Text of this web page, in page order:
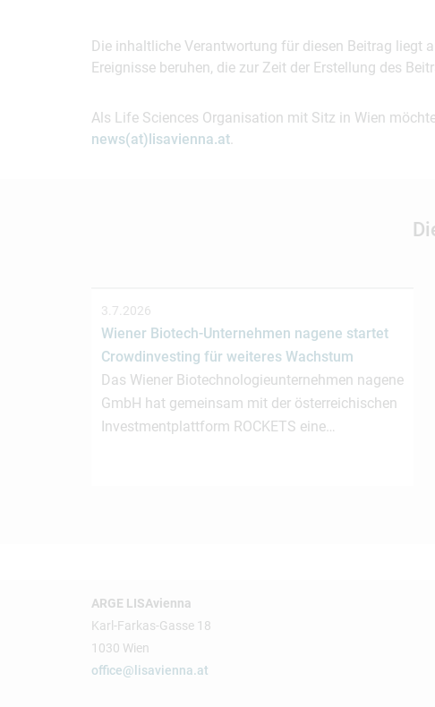
Die inhaltliche Verantwortung für diesen Beitrag liegt
Ereignisse beruhen, die zur Zeit der Erstellung des
Als Life Sciences Organisation mit Sitz in Wien
news(at)lisavienna.at.
3.7.2026
Wiener Biotech-Unternehmen nagene startet
Crowdinvesting für weiteres Wachstum
Das Wiener Biotechnologieunternehmen nagene
GmbH hat gemeinsam mit der österreichischen
Investmentplattform ROCKETS eine…
ARGE LISAvienna
Karl-Farkas-Gasse 18
1030 Wien
office@lisavienna.at